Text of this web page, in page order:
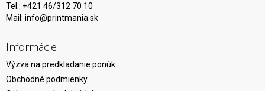
Tel.: +421 46/312 70 10
Mail: info@printmania.sk
Informácie
Výzva na predkladanie ponúk
Obchodné podmienky